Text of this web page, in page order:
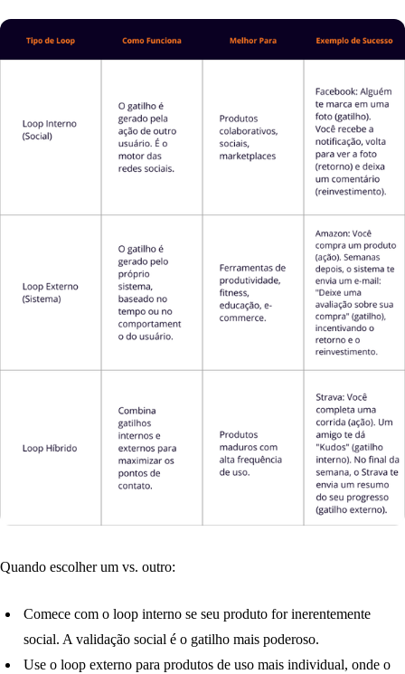
Quando escolher um vs. outro:
Comece com o loop internose seu produto for inerentemente
social. A validação social é o gatilho mais poderoso.
Use o loop externopara produtos de uso mais individual, onde o